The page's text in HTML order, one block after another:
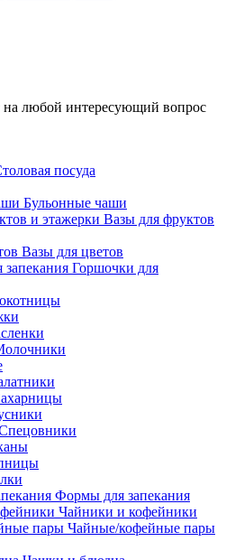
на любой интересующий вопрос
посуда
Бульонные чаши
Вазы для фруктов
Вазы для цветов
Горшочки для
Формы для запекания
Чайники и кофейники
Чайные/кофейные пары